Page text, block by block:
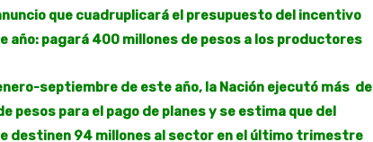
que cuadruplicará el presupuesto del incentivo
año: pagará 400 millones de pesos a los productores
septiembre de este año, la Nación ejecutó más de
pesos para el pago de planes y se estima que del
destinen 94 millones al sector en el último trimestre